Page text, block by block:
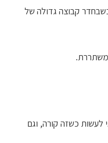
קבוצה גדולה של
לעשות כשזה קורה, וגם